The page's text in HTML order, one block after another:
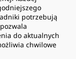
potrzebują
do aktualnych
chwilowe